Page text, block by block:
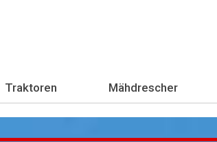
Traktoren Mähdrescher